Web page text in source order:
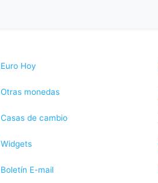
Euro Hoy
Otras monedas
Casas de cambio
Widgets
Boletín E-mail